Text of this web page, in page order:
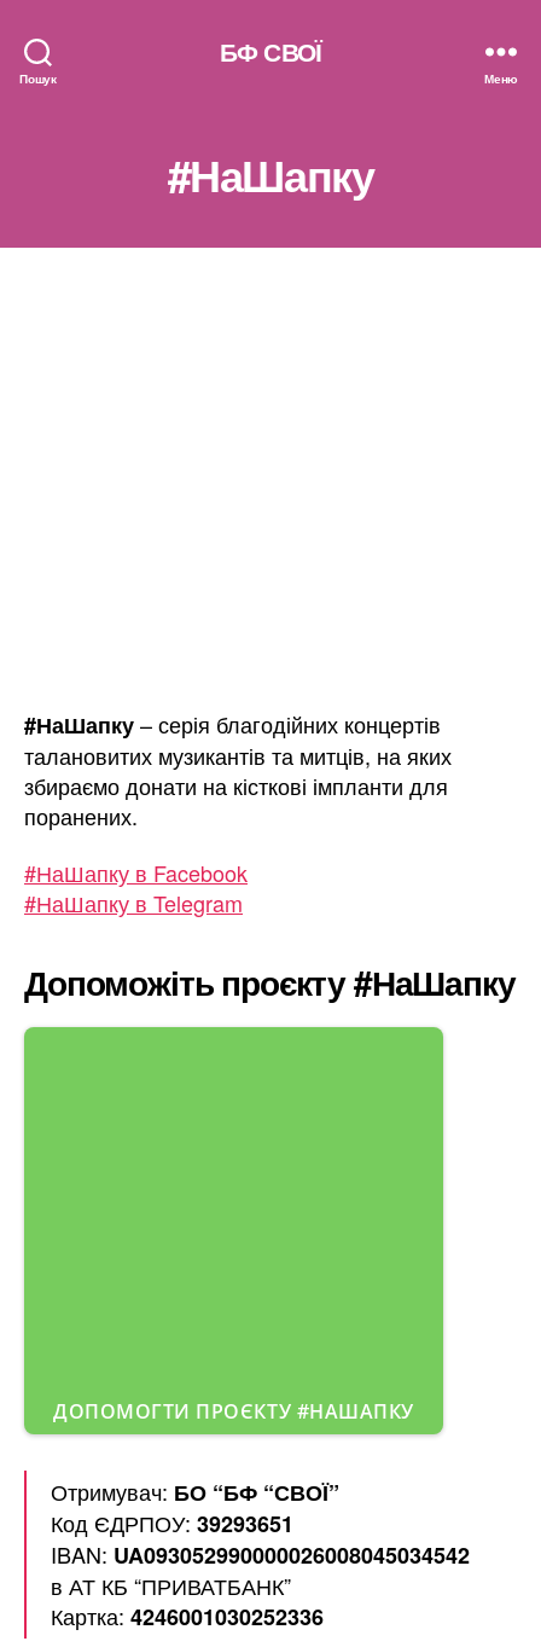
Пошук
БФ СВОЇ
Меню
#НаШапку
#НаШапку– серія благодійних концертів
талановитих музикантів та митців, на яких
збираємо донати на кісткові імпланти для
поранених.
#НаШапку в Facebook
#НаШапку в Telegram
Допоможіть проєкту #НаШапку
ДОПОМОГТИ ПРОЄКТУ #НАШАПКУ
Отримувач: БО “БФ “СВОЇ”
Код ЄДРПОУ: 39293651
IBAN: UA093052990000026008045034542
в АТ КБ “ПРИВАТБАНК”
Картка: 4246001030252336